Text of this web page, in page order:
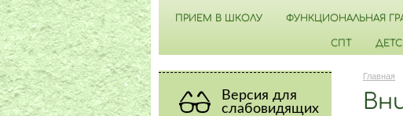
ПРИЕМ В ШКОЛУ ФУНКЦИОНАЛЬНАЯ
СПТ
Версия для
слабовидящих
Главная